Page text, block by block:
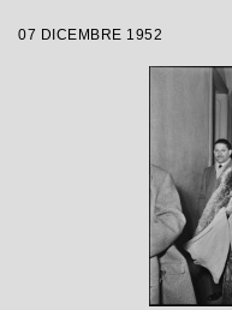
regia di Carl Ebert
07 DICEMBRE 1952